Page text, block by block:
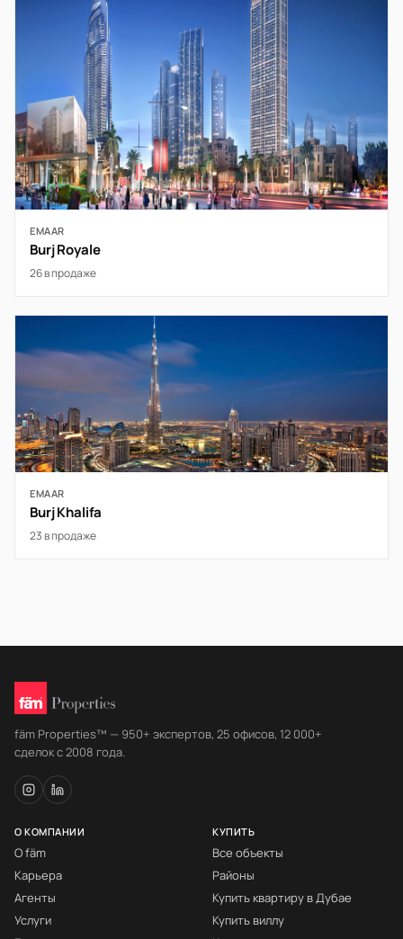
EMAAR
Burj Royale
26 в продаже
EMAAR
Burj Khalifa
23 в продаже
fäm Properties™ — 950+ экспертов, 25 офисов, 12 000+
сделок с 2008 года.
О КОМПАНИИ
О fäm
Карьера
Агенты
Услуги
КУПИТЬ
Все объекты
Районы
Купить квартиру в Дубае
Купить виллу